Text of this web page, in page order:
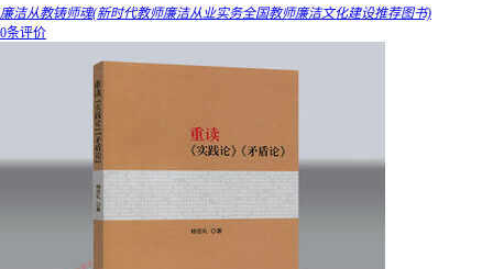
廉洁从教铸师魂(新时代教师廉洁从业实务全国教师廉洁文化建设推荐图书)
0条评价